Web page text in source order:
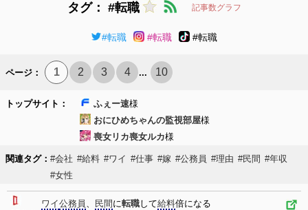
タグ： #転職 記事数グラフ
#転職 #転職 #転職
ページ： 1 2 3 4 ... 10
トップサイト： ふぇー速様
おにひめちゃんの監視部屋様
喪女リカ喪女ルカ様
関連タグ： #会社 #給料 #ワイ #仕事 #嫁 #公務員 #理由 #民間 #年収
#女性
ワイ公務員 、 民間 に転職して給料倍になる